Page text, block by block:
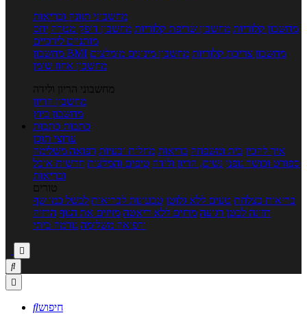
מחשבוני תזונה ובריאות
מחשבון קלוריות מחשבון שריפת קלוריות מחשבון דופק מטרה יחס
מותניים לירכיים
מחשבון BMI
מחשבון צריכת קלוריות מחשבון מינונים מומלצים
מחשבון אחוז שומן
מחשבוני הריון ולידה
מחשבון הריון
מחשבון ביוץ
כתבות כתבות
ערוצי תוכן
איך להכין בית ומשפחה בריאות מחלות ובעיות רפואה משלימה
ספורט וכושר גופני נשים, הריון ולידה טיפים והמלצות חדשות אוכל
ובריאות
טורים
בריאות בצלחת טעים ללא גלוטן טבעונות לבריאות לבשל כמו שף
תזונה לבטן רגועה מרזים ללא דיאטה מזיזים את הגוף הרזיה
ורפואה משלימה גורמה ביתי



חיפוש